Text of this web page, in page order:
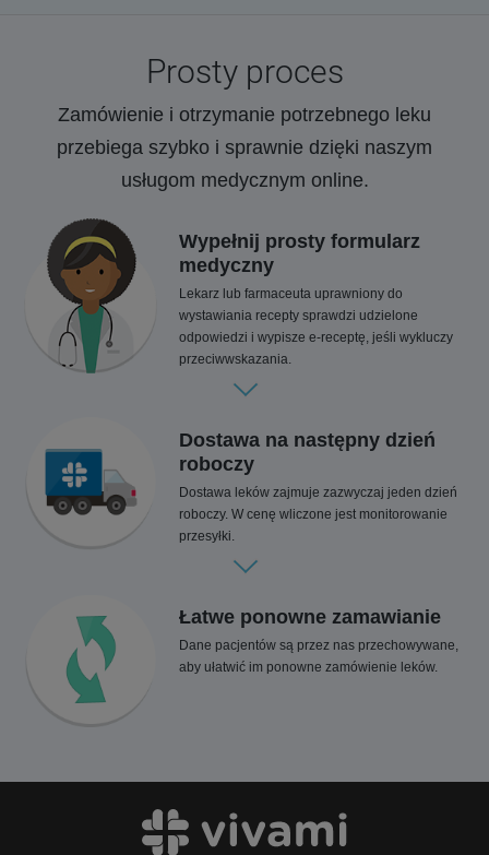
Prosty proces
Zamówienie i otrzymanie potrzebnego leku
przebiega szybko i sprawnie dzięki naszym
usługom medycznym online.
Wypełnij prosty formularz
medyczny
Lekarz lub farmaceuta uprawniony do
wystawiania recepty sprawdzi udzielone
odpowiedzi i wypisze e-receptę, jeśli wykluczy
przeciwwskazania.
Dostawa na następny dzień
roboczy
Dostawa leków zajmuje zazwyczaj jeden dzień
roboczy. W cenę wliczone jest monitorowanie
przesyłki.
Łatwe ponowne zamawianie
Dane pacjentów są przez nas przechowywane,
aby ułatwić im ponowne zamówienie leków.